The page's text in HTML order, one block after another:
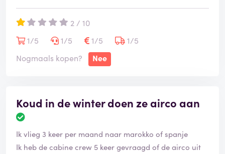
2 / 10
1/5
1/5 1/5
1/5
Nogmaals kopen?
Nee
Koud in de winter doen ze airco aan
Ik vlieg 3 keer per maand naar marokko of spanje
Ik heb de cabine crew 5 keer gevraagd of de airco uit